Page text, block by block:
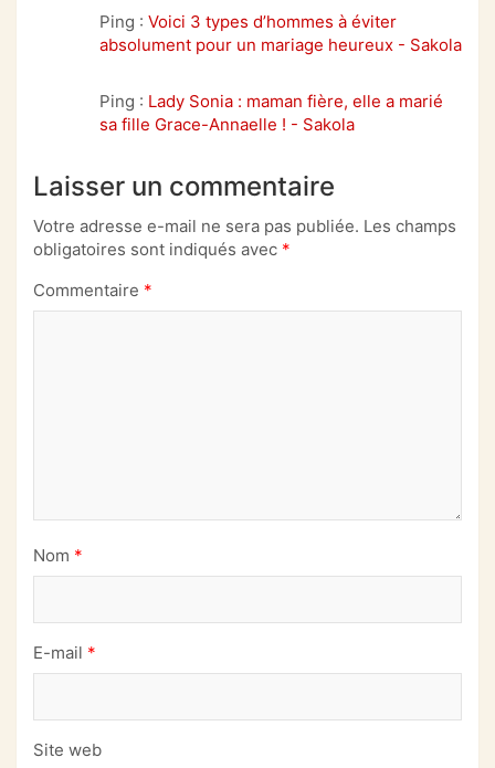
Ping : Voici 3 types d’hommes à éviter
absolument pour un mariage heureux - Sakola
Ping : Lady Sonia : maman fière, elle a marié
sa fille Grace-Annaelle ! - Sakola
Laisser un commentaire
Votre adresse e-mail ne sera pas publiée. Les champs
obligatoires sont indiqués avec *
Commentaire *
Nom *
E-mail *
Site web